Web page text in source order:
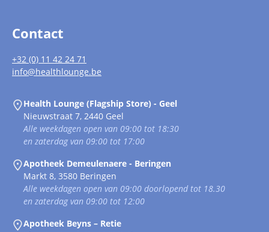
Contact
+32 (0) 11 42 24 71
info@healthlounge.be
Health Lounge (Flagship Store) - Geel
Nieuwstraat 7, 2440 Geel
Alle weekdagen open van 09:00 tot 18:30
en zaterdag van 09:00 tot 17:00
Apotheek Demeulenaere - Beringen
Markt 8, 3580 Beringen
Alle weekdagen open van 09:00 doorlopend tot 18.30
en zaterdag van 09:00 tot 12:00
Apotheek Beyns – Retie